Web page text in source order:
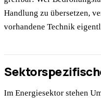
Handlung zu übersetzen,
vorhandene Technik
Im Energiesektor stehen